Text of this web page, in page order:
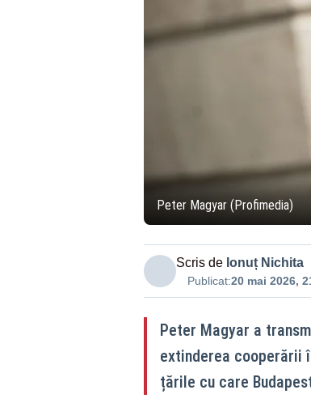
Peter Magyar (Profimedia)
Scris de Ionuț Nichita
Publicat:20 mai 2026,
Peter Magyar a
extinderea cooperării
țările cu care